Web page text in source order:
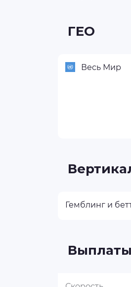
ГЕО
Весь Мир
Гемблинг и
Выплаты